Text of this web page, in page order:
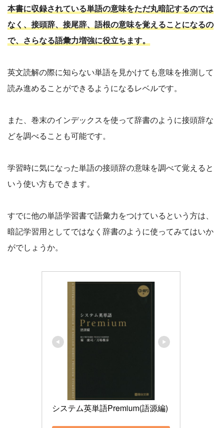
本書に収録されている単語の意味をただ丸暗記するのでは
なく、接頭辞、接尾辞、語根の意味を覚えることになるの
で、さらなる語彙力増強に役立ちます。
英文読解の際に知らない単語を見かけても意味を推測して
読み進めることができるようになるレベルです。
また、巻末のインデックスを使って辞書のように接頭辞な
どを調べることも可能です。
学習時に気になった単語の接頭辞の意味を調べて覚えると
いう使い方もできます。
すでに他の単語学習書で語彙力をつけているという方は、
暗記学習用としてではなく辞書のように使ってみてはいか
がでしょうか。
システム英単語Premium(語源編)